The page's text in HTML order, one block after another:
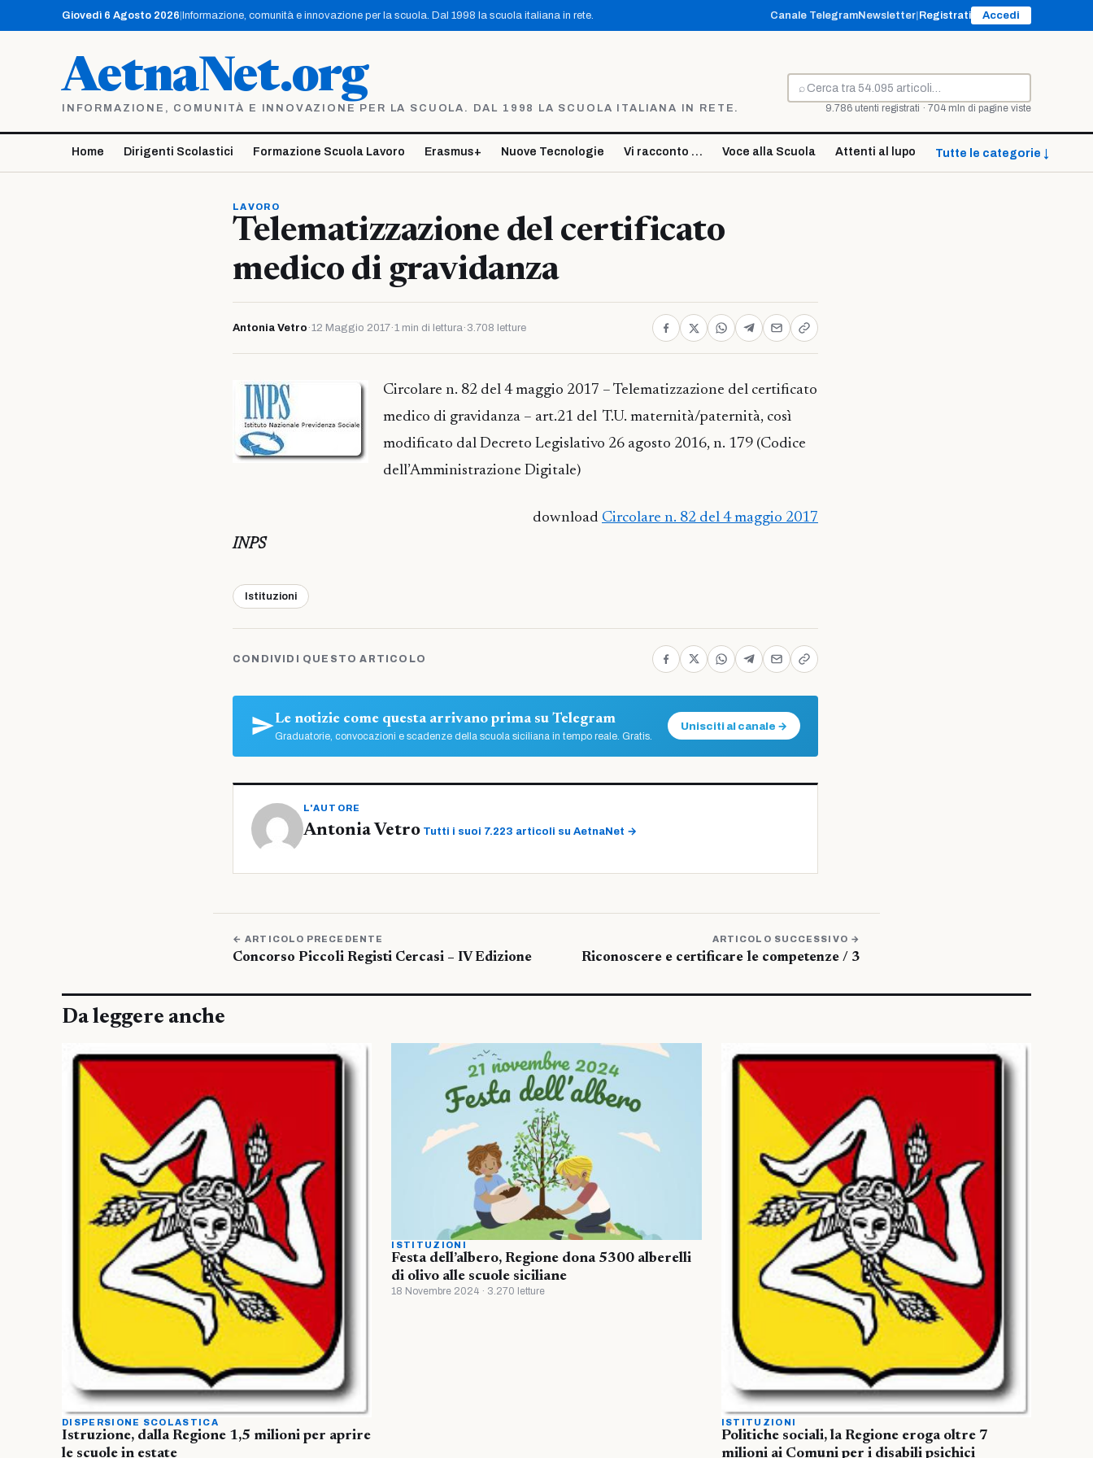
contenuto
Giovedì 6 Agosto 2026 Informazione, comunità e innovazione per la scuola. Dal 1998 la scuola italiana in rete. Canale TelegramNewsletter Registrati Accedi
AetnaNet.org
INFORMAZIONE, COMUNITÀ E INNOVAZIONE PER LA SCUOLA. DAL 1998 LA SCUOLA ITALIANA IN RETE.
⌕
Cerca
9.786 utenti registrati · 704 mln di pagine viste
Home Dirigenti Scolastici Formazione Scuola Lavoro Erasmus+ Nuove Tecnologie Vi racconto … Voce alla Scuola Attenti al lupo Tutte le categorie ↓
LAVORO
Telematizzazione del certificato
medico di gravidanza
Antonia Vetro ·12 Maggio 2017·1 min di lettura· 3.708 letture
Circolare n. 82 del 4 maggio 2017 – Telematizzazione del certificato
medico di gravidanza – art.21 del T.U. maternità/paternità, così
modificato dal Decreto Legislativo 26 agosto 2016, n. 179 (Codice
dell’Amministrazione Digitale)
download Circolare n. 82 del 4 maggio 2017
INPS
Istituzioni
CONDIVIDI QUESTO ARTICOLO
Le notizie come questa arrivano prima su Telegram
Graduatorie, convocazioni e scadenze della scuola siciliana in tempo reale. Gratis.
Unisciti al canale →
L'AUTORE
Antonia Vetro Tutti i suoi 7.223 articoli su AetnaNet →
← ARTICOLO PRECEDENTE
Concorso Piccoli Registi Cercasi – IV Edizione
ARTICOLO SUCCESSIVO →
Riconoscere e certificare le competenze / 3
Da leggere anche
DISPERSIONE SCOLASTICA
Istruzione, dalla Regione 1,5 milioni per aprire
le scuole in estate
ISTITUZIONI
Festa dell’albero, Regione dona 5300 alberelli
di olivo alle scuole siciliane
18 Novembre 2024 · 3.270 letture
ISTITUZIONI
Politiche sociali, la Regione eroga oltre 7
milioni ai Comuni per i disabili psichici